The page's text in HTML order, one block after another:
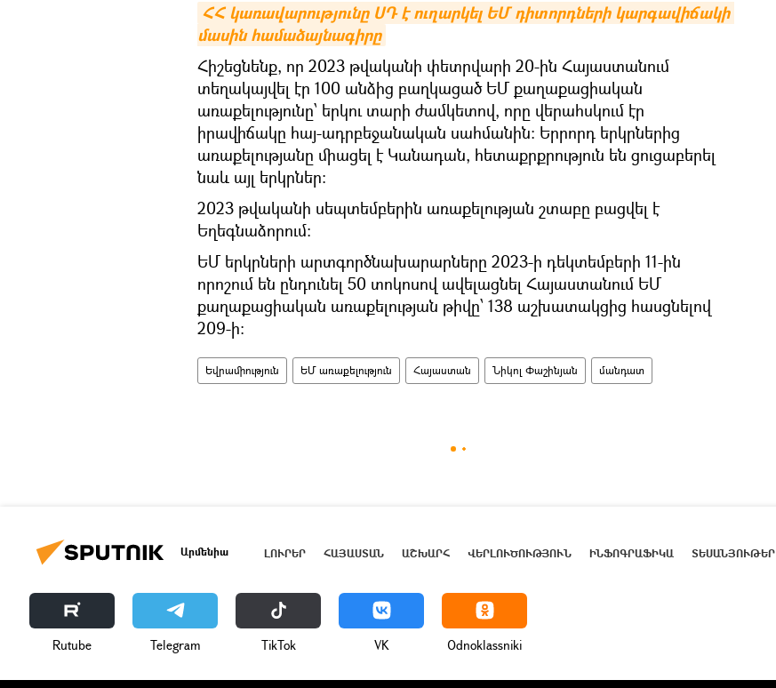
ՀՀ կառավարությունը ՍԴ է ուղարկել ԵՄ դիտորդների կարգավիճակի
մասին համաձայնագիրը
Հիշեցնենք, որ 2023 թվականի փետրվարի 20-ին Հայաստանում
տեղակայվել էր 100 անձից բաղկացած ԵՄ քաղաքացիական
առաքելությունը՝ երկու տարի ժամկետով, որը վերահսկում էր
իրավիճակը հայ-ադրբեջանական սահմանին։ Երրորդ երկրներից
առաքելությանը միացել է Կանադան, հետաքրքրություն են ցուցաբերել
նաև այլ երկրներ։
2023 թվականի սեպտեմբերին առաքելության շտաբը բացվել է
Եղեգնաձորում։
ԵՄ երկրների արտգործնախարարները 2023-ի դեկտեմբերի 11-ին
որոշում են ընդունել 50 տոկոսով ավելացնել Հայաստանում ԵՄ
քաղաքացիական առաքելության թիվը՝ 138 աշխատակցից հասցնելով
209-ի:
Եվրամիություն ԵՄ առաքելություն Հայաստան Նիկոլ Փաշինյան մանդատ
Արմենիա ԼՈՒՐԵՐ ՀԱՅԱՍՏԱՆ ԱՇԽԱՐՀ ՎԵՐԼՈՒԾՈՒԹՅՈՒՆ ԻՆՖՈԳՐԱՖԻԿԱ ՏԵՍԱՆՅՈՒԹԵՐ
Rutube Telegram ТikТоk VK Odnoklassniki